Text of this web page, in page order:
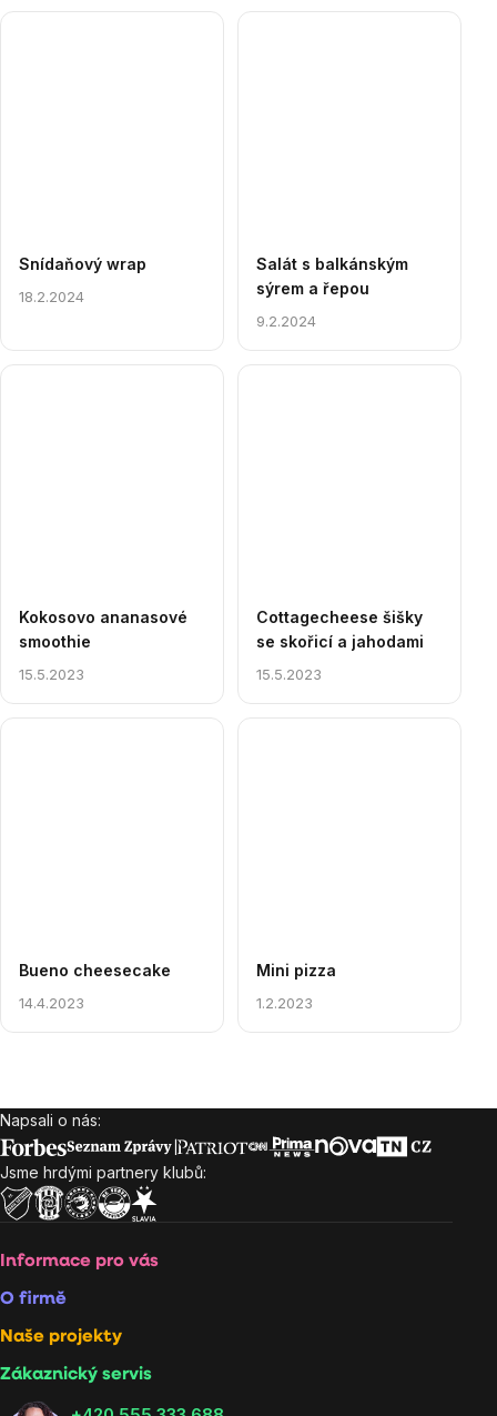
Snídaňový wrap
18.2.2024
Salát s balkánským
sýrem a řepou
9.2.2024
Kokosovo ananasové
smoothie
15.5.2023
Cottagecheese šišky
se skořicí a jahodami
15.5.2023
Bueno cheesecake
14.4.2023
Mini pizza
1.2.2023
prvky
výpisu
Zápatí
Napsali o nás:
Jsme hrdými partnery klubů:
Informace pro vás
O firmě
Naše projekty
Zákaznický servis